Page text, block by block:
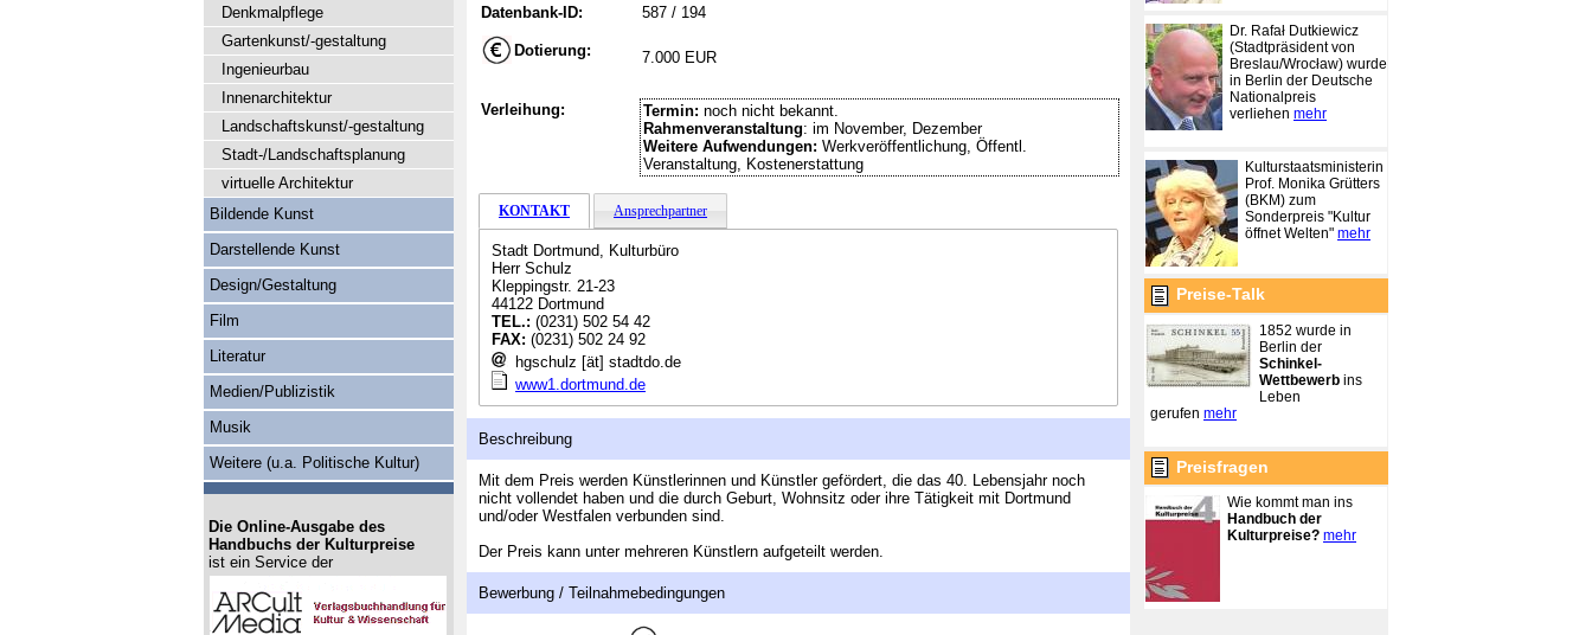
Datenbank-ID:
587 / 194
Dotierung: 7.000 EUR
Verleihung: Termin: noch nicht bekannt.
Rahmenveranstaltung: im November, Dezember
Weitere Aufwendungen: Werkveröffentlichung, Öffentl.
Veranstaltung, Kostenerstattung
KONTAKT Ansprechpartner
Stadt Dortmund, Kulturbüro
Herr Schulz
Kleppingstr. 21-23
44122 Dortmund
TEL.: (0231) 502 54 42
FAX: (0231) 502 24 92
hgschulz [ät] stadtdo.de
www1.dortmund.de
Beschreibung
Mit dem Preis werden Künstlerinnen und Künstler gefördert, die das 40. Lebensjahr noch
nicht vollendet haben und die durch Geburt, Wohnsitz oder ihre Tätigkeit mit Dortmund
und/oder Westfalen verbunden sind.
Der Preis kann unter mehreren Künstlern aufgeteilt werden.
Bewerbung / Teilnahmebedingungen
Denkmalpflege
Gartenkunst/-gestaltung
Ingenieurbau
Innenarchitektur
Landschaftskunst/-gestaltung
Stadt-/Landschaftsplanung
virtuelle Architektur
Bildende Kunst
Darstellende Kunst
Design/Gestaltung
Film
Literatur
Medien/Publizistik
Musik
Weitere (u.a. Politische Kultur)
Die Online-Ausgabe des
Handbuchs der Kulturpreise
ist ein Service der
Dr. Rafał Dutkiewicz
(Stadtpräsident von
Breslau/Wrocław) wurde
in Berlin der Deutsche
Nationalpreis
verliehen mehr
Kulturstaatsministerin
Prof. Monika Grütters
(BKM) zum
Sonderpreis "Kultur
öffnet Welten" mehr
Preise-Talk
1852 wurde in
Berlin der
Schinkel-
Wettbewerb ins
Leben
gerufen mehr
Preisfragen
Wie kommt man ins
Handbuch der
Kulturpreise? mehr